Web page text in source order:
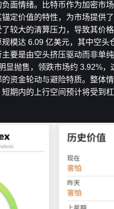
面情绪。比特币作为加密市
定价值的特性，为市场提供
较大的清算压力，导致其价
模达 6.09 亿美元，其中空头
要是由空头挤压驱动而非单
显抛售，领跌市场约 3.92%
资金轮动与避险特质。整体
期内的上行空间预计将受到